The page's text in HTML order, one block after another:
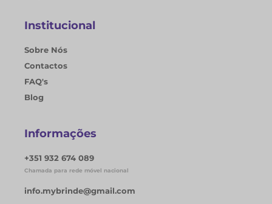
Institucional
Sobre Nós
Contactos
FAQ's
Blog
Informações
+351 932 674 089
Chamada para rede móvel nacional
info.mybrinde@gmail.com